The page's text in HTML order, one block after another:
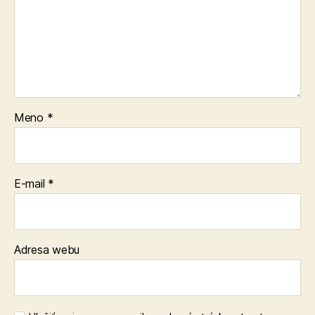
Meno *
E-mail *
Adresa webu